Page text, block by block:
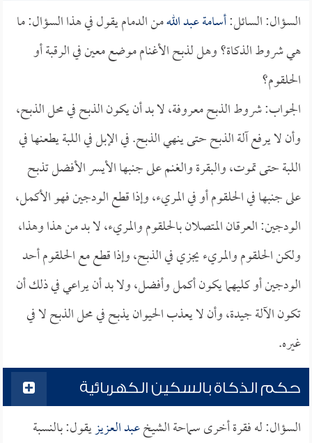
السؤال: السائل:أسامة عبد اللهمن الدمام يقول في هذا السؤال: ما
هي شروط الذكاة؟ وهل لذبح الأغنام موضع معين في الرقبة أو
الحلقوم؟
الجواب: شروط الذبح معروفة، لا بد أن يكون الذبح في محل الذبح،
وأن لا يرفع آلة الذبح حتى ينهي الذبح. في الإبل في اللبة يطعنها في
اللبة حتى تموت، والبقرة والغنم على جنبها الأيسر الأفضل تذبح
على جنبها في الحلقوم أو في المريء، وإذا قطع الودجين فهو الأكمل،
الودجين: العرقان المتصلان بالحلقوم والمريء، لا بد من هذا وهذا،
ولكن الحلقوم والمريء يجزي في الذبح، وإذا قطع مع الحلقوم أحد
الودجين أو كليهما يكون أكمل وأفضل، ولا بد أن يراعي في ذلك أن
تكون الآلة جيدة، وأن لا يعذب الحيوان يذبح في محل الذبح لا في
غيره.
حكم الذكاة بالسكين الكهربائية
السؤال: له فقرة أخرى سماحة الشيخعبد العزيزيقول: بالنسبة